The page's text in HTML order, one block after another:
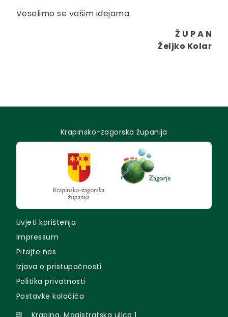
Veselimo se vašim idejama.
Ž U P A N
Željko Kolar
Krapinsko-zagorska županija
Uvjeti korištenja
Impressum
Pitajte nas
Izjava o pristupačnosti
Politika privatnosti
Postavke kolačića